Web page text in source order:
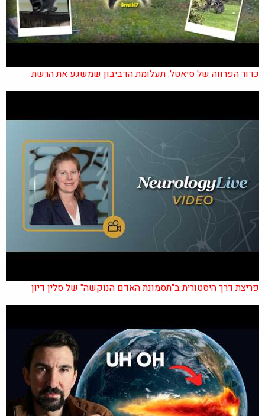
כדור הפרווה של סיאטל: תעלומת הדביבון שמשגע את הרשת
פריצת דרך היסטורית ב"תסמונת האדם הנוקשה" של סלין דיון